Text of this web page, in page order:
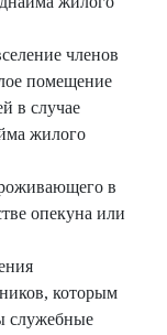
членов
помещение
в случае
жилого
в
опекуна или
которым
служебные